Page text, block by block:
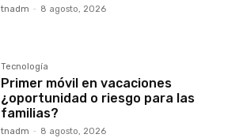
tnadm - 8 agosto, 2026
Tecnología
Primer móvil en vacaciones
¿oportunidad o riesgo para las
familias?
tnadm - 8 agosto, 2026